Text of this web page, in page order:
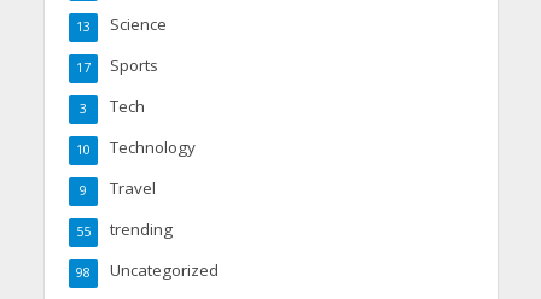
Science
13
Sports
17
Tech
3
Technology
10
Travel
9
trending
55
Uncategorized
98